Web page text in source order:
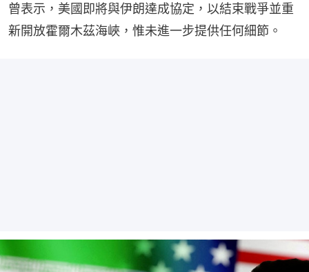
曾表示，美國即將與伊朗達成協定，以結束戰爭並重
新開放霍爾木茲海峽，惟未進一步提供任何細節。